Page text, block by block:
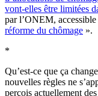
vont-elles être limitées
par l’ONEM,
réforme du chômage ».
*
Qu’est-ce que ça
nouvelles règles ne
perçois actuellement